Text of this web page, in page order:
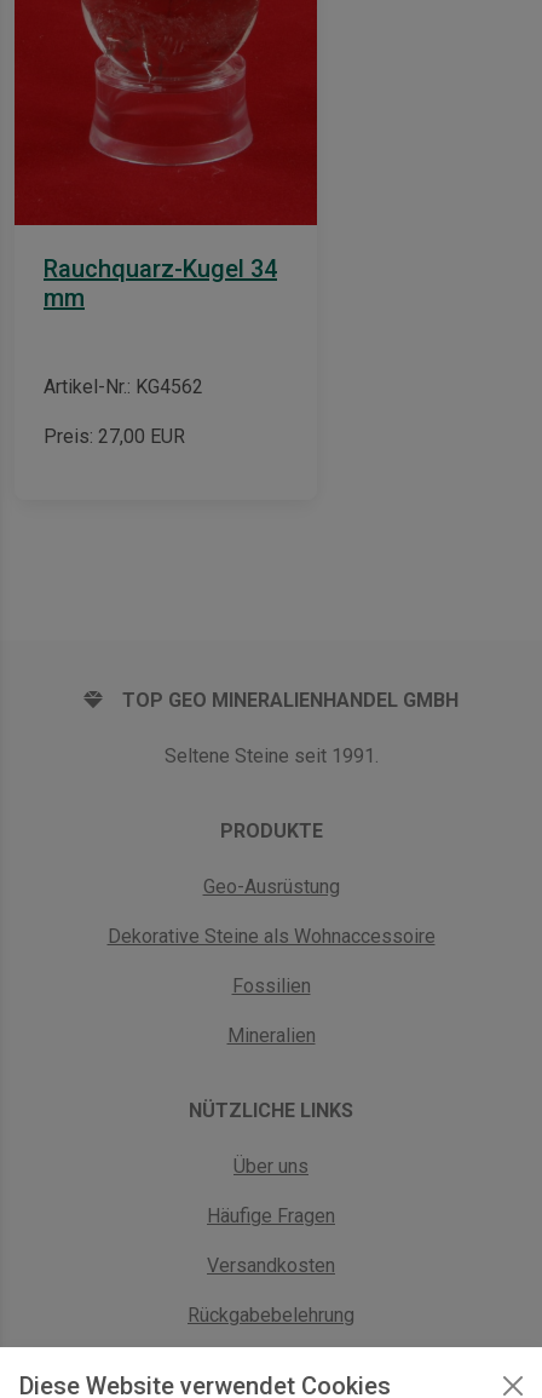
Diese Website verwendet Cookies
Rauchquarz-Kugel 34
mm
Artikel-Nr.: KG4562
Preis: 27,00 EUR
TOP GEO MINERALIENHANDEL GMBH
Seltene Steine seit 1991.
PRODUKTE
Geo-Ausrüstung
Dekorative Steine als Wohnaccessoire
Fossilien
Mineralien
NÜTZLICHE LINKS
Über uns
Häufige Fragen
Versandkosten
Rückgabebelehrung